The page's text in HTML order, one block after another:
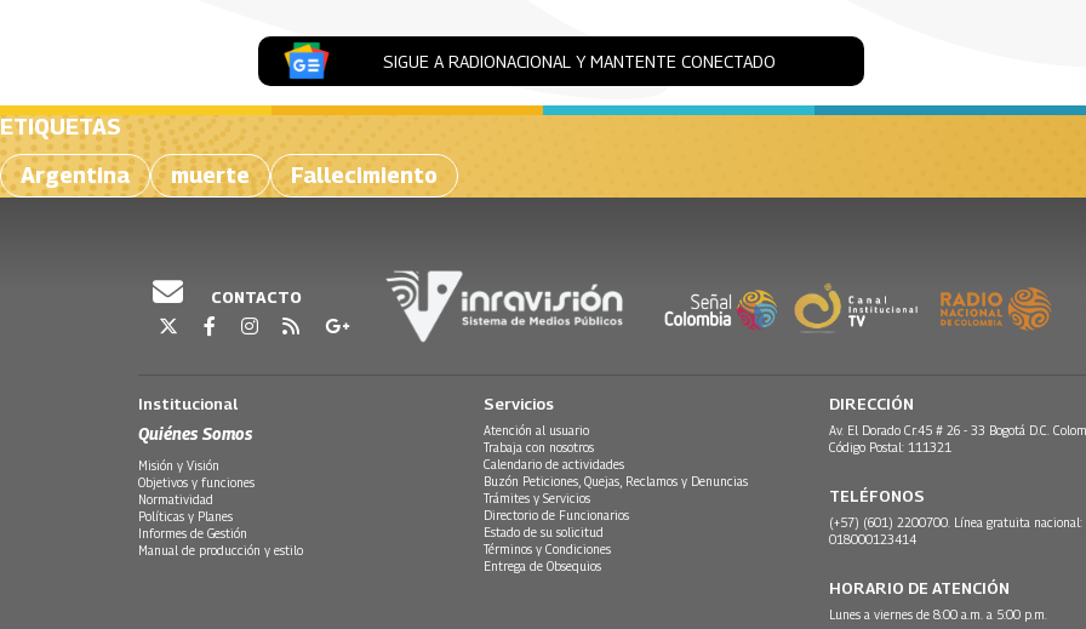
SIGUE A RADIONACIONAL Y MANTENTE CONECTADO
ETIQUETAS
Argentina
muerte Fallecimiento
CONTACTO
Institucional
Quiénes Somos
Misión y Visión
Objetivos y funciones
Normatividad
Políticas y Planes
Informes de Gestión
Manual de producción y estilo
Servicios
Atención al usuario
Trabaja con nosotros
Calendario de actividades
Buzón Peticiones, Quejas, Reclamos y Denuncias
Trámites y Servicios
Directorio de Funcionarios
Estado de su solicitud
Términos y Condiciones
Entrega de Obsequios
DIRECCIÓN
Av. El Dorado Cr.45 # 26 - 33 Bogotá D.C.
Código Postal: 111321
TELÉFONOS
(+57) (601) 2200700. Línea gratuita nacional:
018000123414
HORARIO DE ATENCIÓN
Lunes a viernes de 8:00 a.m. a 5:00 p.m.